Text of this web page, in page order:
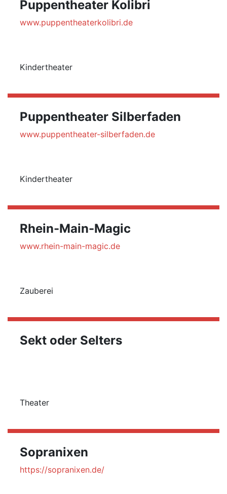
Puppentheater Kolibri
www.puppentheaterkolibri.de
Kindertheater
Puppentheater Silberfaden
www.puppentheater-silberfaden.de
Kindertheater
Rhein-Main-Magic
www.rhein-main-magic.de
Zauberei
Sekt oder Selters
Theater
Sopranixen
https://sopranixen.de/